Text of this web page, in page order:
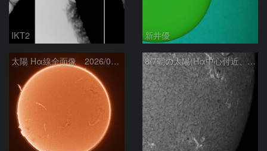
IKT2 新井優
太陽 Hα線全面像 2026/08/07 8/7朝の太陽(Hα中心付近、4498、4502付近)